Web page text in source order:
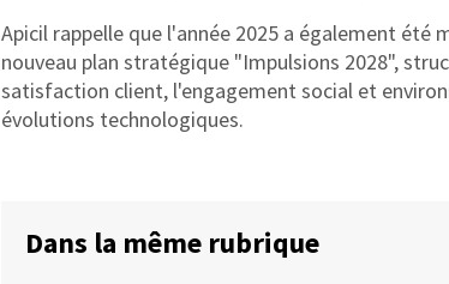
Apicil rappelle que l'année 2025 a également été
nouveau plan stratégique "Impulsions 2028",
satisfaction client, l'engagement social et
évolutions technologiques.
Dans la même rubrique